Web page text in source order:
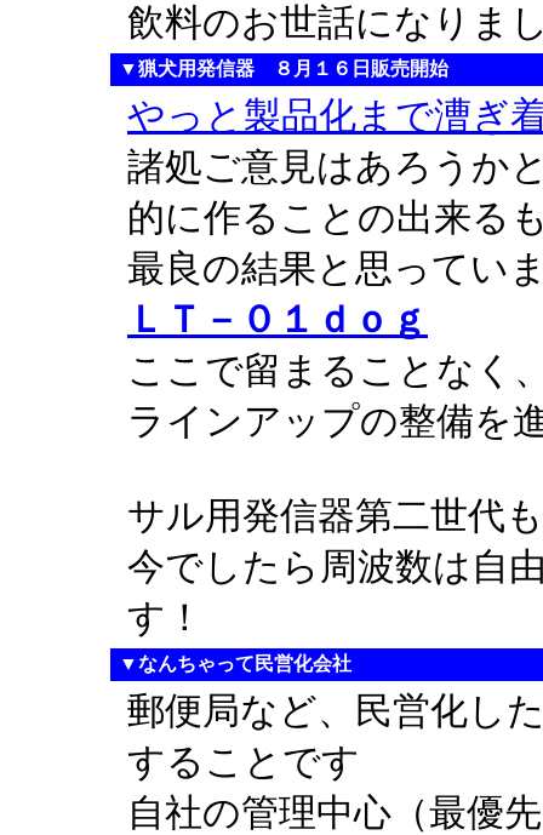
飲料のお世話になりま
▼猟犬用発信器 ８月１６日販売開始
やっと製品化まで漕ぎ
諸処ご意見はあろうか
的に作ることの出来る
最良の結果と思ってい
ＬＴ－０１ｄｏｇ
ここで留まることなく
ラインアップの整備を
サル用発信器第二世代
今でしたら周波数は自
す！
▼なんちゃって民営化会社
郵便局など、民営化し
することです
自社の管理中心（最優